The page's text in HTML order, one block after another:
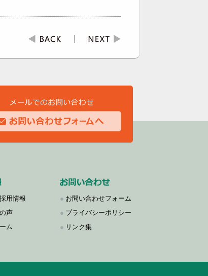
用情報
声
ム
● お問い合わせフォーム
● プライバシーポリシー
● リンク集